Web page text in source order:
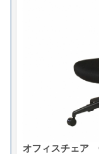
オフィスチェ